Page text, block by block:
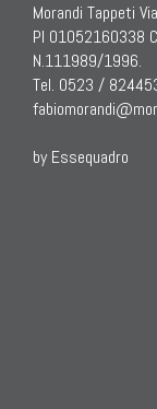
Tappeti
Tappeti
Tappeti
Tappeti
Tappeti Dal
Morandi Tappeti
PI 01052160338
N.111989/1996.
Tel. 0523 /
by Essequadro